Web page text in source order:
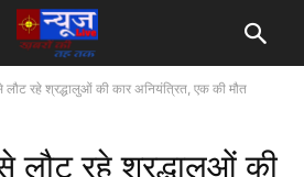
लौट रहे श्रद्धालुओं की कार अनियंत्रित, एक की मौत
लौट रहे श्रद्धालुओं की